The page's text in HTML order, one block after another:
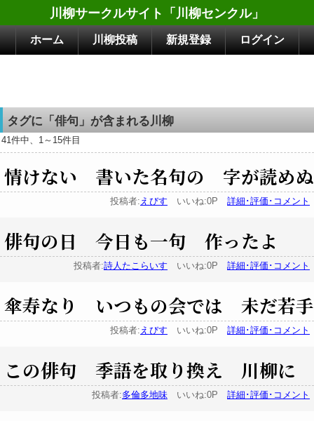
川柳サークルサイト「川柳センクル」
ホーム 川柳投稿 新規登録 ログイン
タグに「俳句」が含まれる川柳
41件中、1～15件目
情けない 書いた名句の 字が読めぬ
投稿者: えびす いいね:0P 詳細･評価･コメント
俳句の日 今日も一句 作ったよ
投稿者:詩人たこらいす いいね:0P 詳細･評価･コメント
傘寿なり いつもの会では 未だ若手
投稿者: えびす いいね:0P 詳細･評価･コメント
この俳句 季語を取り換え 川柳に
投稿者:多倫多地味 いいね:0P 詳細･評価･コメント